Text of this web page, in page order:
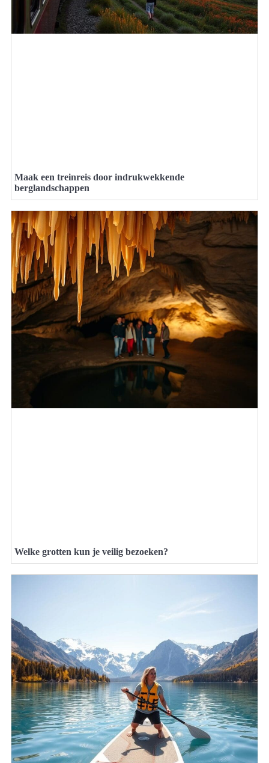
Maak een treinreis door indrukwekkende
berglandschappen
Welke grotten kun je veilig bezoeken?